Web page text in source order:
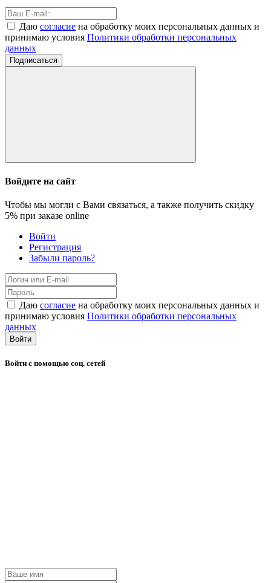
Даю согласие на обработку моих персональных данных и
принимаю условия Политики обработки персональных
данных
Подписаться
Войдите на сайт
Чтобы мы могли с Вами связаться, а также получить скидку
5% при заказе online
Войти
Регистрация
Забыли пароль?
Даю согласие на обработку моих персональных данных и
принимаю условия Политики обработки персональных
данных
Войти
Войти с помощью соц. сетей